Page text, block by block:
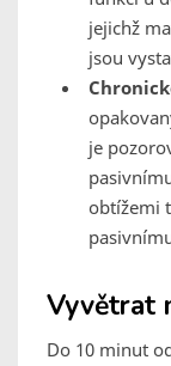
jejichž
jsou
je
obtížemi
Vyvětrat
Do 10 minut